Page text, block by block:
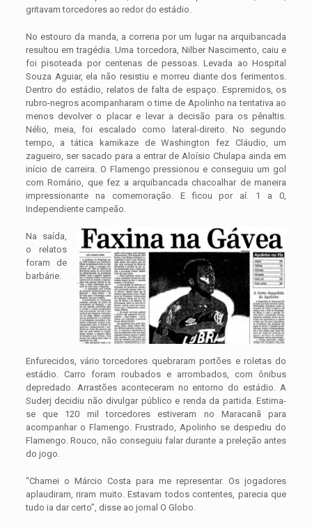
gritavam torcedores ao redor do estádio.
No estouro da manda, a correria por um lugar na arquibancada
resultou em tragédia. Uma torcedora, Nilber Nascimento, caiu e
foi pisoteada por centenas de pessoas. Levada ao Hospital
Souza Aguiar, ela não resistiu e morreu diante dos ferimentos.
Dentro do estádio, relatos de falta de espaço. Espremidos, os
rubro-negros acompanharam o time de Apolinho na tentativa ao
menos devolver o placar e levar a decisão para os pênaltis.
Nélio, meia, foi escalado como lateral-direito. No segundo
tempo, a tática kamikaze de Washington fez Cláudio, um
zagueiro, ser sacado para a entrar de Aloísio Chulapa ainda em
início de carreira. O Flamengo pressionou e conseguiu um gol
com Romário, que fez a arquibancada chacoalhar de maneira
impressionante na comemoração. E ficou por aí. 1 a 0,
Independiente campeão.
Na saída,
o relatos
foram de
barbárie.
Enfurecidos, vário torcedores quebraram portões e roletas do
estádio. Carro foram roubados e arrombados, com ônibus
depredado. Arrastões aconteceram no entorno do estádio. A
Suderj decidiu não divulgar público e renda da partida. Estima-
se que 120 mil torcedores estiveram no Maracanã para
acompanhar o Flamengo. Frustrado, Apolinho se despediu do
Flamengo. Rouco, não conseguiu falar durante a preleção antes
do jogo.
“Chamei o Márcio Costa para me representar. Os jogadores
aplaudiram, riram muito. Estavam todos contentes, parecia que
tudo ia dar certo”, disse ao jornal O Globo.